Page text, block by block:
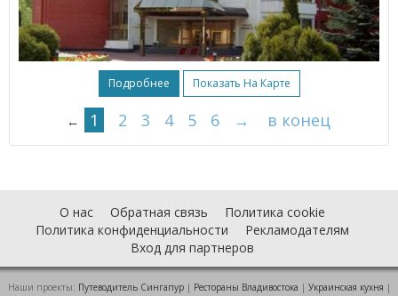
Подробнее Показать На Карте
← 1 2 3 4 5 6 → в конец
О нас Обратная связь
Политика cookie
Политика конфиденциальности
Рекламодателям
Вход для партнеров
Наши проекты: Путеводитель Сингапур| Рестораны Владивостока | Украинская кухня |